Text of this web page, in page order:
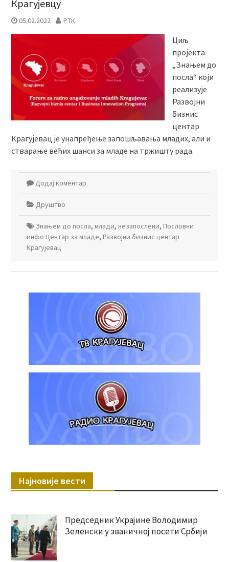
Крагујевцу
05.02.2022 РТК
Циљ
пројекта
„Знањем до
посла“ који
реализује
Развојни
бизнис
центар
Крагујевац је унапређење запошљавања младих, али и
стварање већих шанси за младе на тржишту рада.
Додај коментар
Друштво
Знањем до посла, млади, незапослени, Пословни
инфо Центар за младе, Развојни бизнис центар
Крагујевац
Најновије вести
Председник Украјине Володимир
Зеленски у званичној посети Србији